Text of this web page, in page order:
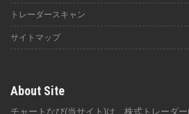
トレーダースキャン
サイトマップ
About Site
チャートなび(当サイト)は、株式トレーダ